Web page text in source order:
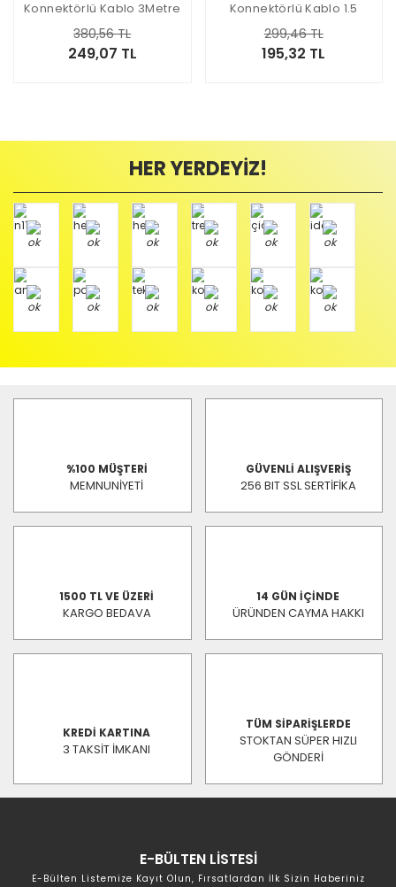
Konnektörlü Kablo 3Metre
249,07 TL
380,56 TL
Konnektörlü Kablo 1.5
195,32 TL
299,46 TL
HER YERDEYİZ!
%100 MÜŞTERİ
MEMNUNİYETİ
GÜVENLİ ALIŞVERİŞ
256 BIT SSL SERTİFİKA
1500 TL VE ÜZERİ
KARGO BEDAVA
14 GÜN İÇİNDE
ÜRÜNDEN CAYMA HAKKI
KREDİ KARTINA
3 TAKSİT İMKANI
TÜM SİPARİŞLERDE
STOKTAN SÜPER HIZLI
GÖNDERİ
E-BÜLTEN LİSTESİ
E-Bülten Listemize Kayıt Olun, Fırsatlardan İlk Sizin Haberiniz